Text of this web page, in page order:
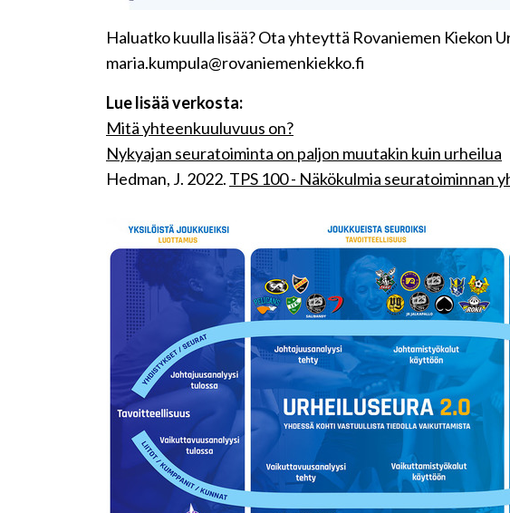
Haluatko kuulla lisää? Ota yhteyttä Rovaniemen Kiekon
maria.kumpula@rovaniemenkiekko.fi
Lue lisää verkosta:
Mitä yhteenkuuluvuus on?
Nykyajan seuratoiminta on paljon muutakin kuin urheilua
Hedman, J. 2022. TPS 100 - Näkökulmia seuratoiminnan